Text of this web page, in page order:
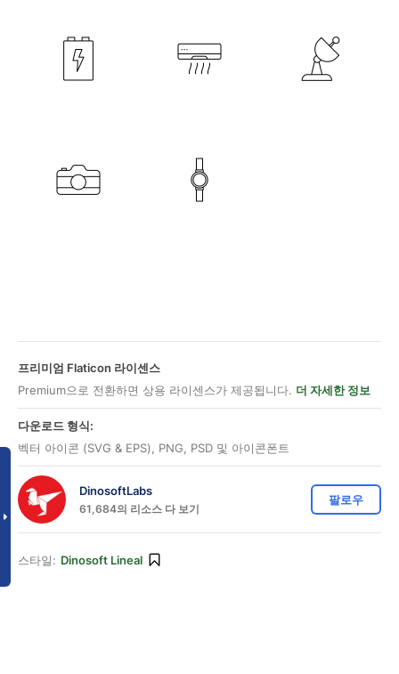
프리미엄 Flaticon 라이센스
Premium으로 전환하면 상용 라이센스가 제공됩니다. 더 자세한 정보
다운로드 형식:
벡터 아이콘 (SVG & EPS), PNG, PSD 및 아이콘폰트
DinosoftLabs
61,684의 리소스 다 보기
팔로우
스타일: Dinosoft Lineal